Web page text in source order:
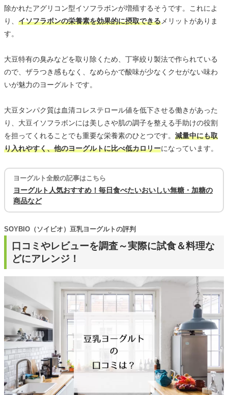
除かれたアグリコン型イソフラボンが増殖するそうです。これによ
り、 イソフラボンの栄養素を効果的に摂取できる メリットがありま
す。
大豆特有の臭みなどを取り除くため、丁寧絞り製法で作られている
ので、ザラつき感もなく、なめらかで酸味が少なくクセがない味わ
いが魅力のヨーグルトです。
大豆タンパク質は血清コレステロール値を低下させる働きがあった
り、大豆イソフラボンには美しさや肌の調子を整える手助けの役割
を担ってくれることでも重要な栄養素のひとつです。 減量中にも取
り入れやすく、他のヨーグルトに比べ低カロリーになっています。
ヨーグルト全般の記事はこちら
ヨーグルト人気おすすめ！毎日食べたいおいしい無糖・加糖の
商品など
口コミやレビューを調査～実際に試食＆料理な
どにアレンジ！
SOYBIO（ソイビオ）豆乳ヨーグルトの評判